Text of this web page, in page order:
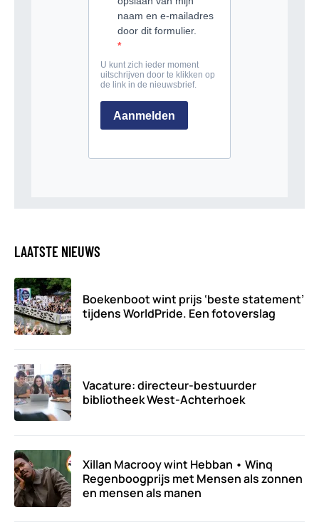
LAATSTE NIEUWS
Boekenboot wint prijs ‘beste statement’
tijdens WorldPride. Een fotoverslag
Vacature: directeur-bestuurder
bibliotheek West-Achterhoek
Xillan Macrooy wint Hebban • Winq
Regenboogprijs met Mensen als zonnen
en mensen als manen